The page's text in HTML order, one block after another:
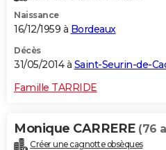
Naissance
16/12/1959 à Bordeaux
Décès
31/05/2014 à Saint-Seurin-de-
Famille TARRIDE
Monique CARRERE (76
Créer une cagnotte obsèques